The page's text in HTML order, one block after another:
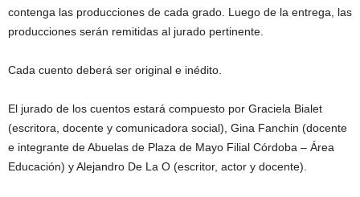
contenga las producciones de cada grado. Luego de la entrega, las
producciones serán remitidas al jurado pertinente.
Cada cuento deberá ser original e inédito.
El jurado de los cuentos estará compuesto por Graciela Bialet
(escritora, docente y comunicadora social), Gina Fanchin (docente
e integrante de Abuelas de Plaza de Mayo Filial Córdoba – Área
Educación) y Alejandro De La O (escritor, actor y docente).